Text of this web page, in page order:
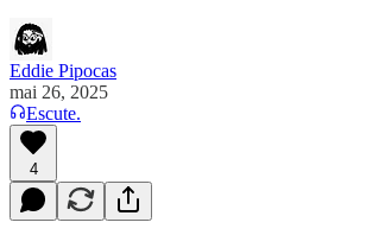
Eddie Pipocas
mai 26, 2025
Escute.
4